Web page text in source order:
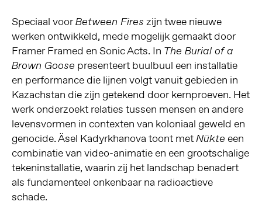
Speciaal voorBetween Fires zijn twee nieuwe
werken ontwikkeld, mede mogelijk gemaakt door
Framer Framed en Sonic Acts. In The Burial of a
Brown Goose presenteert buulbuul een installatie
en performance die lijnen volgt vanuit gebieden in
Kazachstan die zijn getekend door kernproeven. Het
werk onderzoekt relaties tussen mensen en andere
levensvormen in contexten van koloniaal geweld en
genocide. Äsel Kadyrkhanova toont metNükte een
combinatie van video-animatie en een grootschalige
tekeninstallatie, waarin zij het landschap benadert
als fundamenteel onkenbaar na radioactieve
schade.